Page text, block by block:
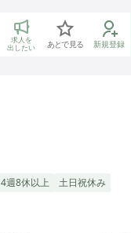
求人を
出したい あとで見る 新規登録
4週8休以上
土日祝休み